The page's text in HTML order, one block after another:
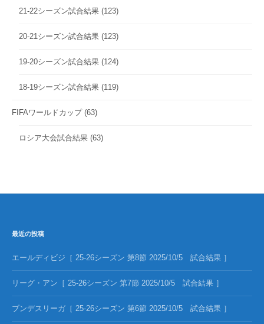
21-22シーズン試合結果 (123)
20-21シーズン試合結果 (123)
19-20シーズン試合結果 (124)
18-19シーズン試合結果 (119)
FIFAワールドカップ(63)
ロシア大会試合結果 (63)
最近の投稿
エールディビジ［ 25-26シーズン 第8節 2025/10/5 試合結果 ］
リーグ・アン［ 25-26シーズン 第7節 2025/10/5 試合結果 ］
ブンデスリーガ［ 25-26シーズン 第6節 2025/10/5 試合結果 ］